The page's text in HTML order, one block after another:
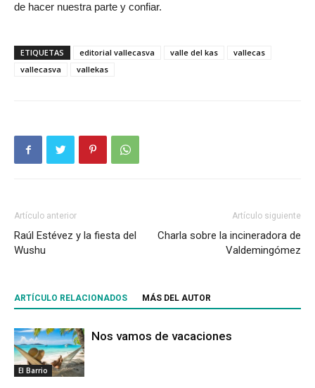
de hacer nuestra parte y confiar.
ETIQUETAS editorial vallecasva valle del kas
vallecas
vallecasva
vallekas
Artículo anterior
Raúl Estévez y la fiesta del
Wushu
Artículo siguiente
Charla sobre la incineradora de
Valdemingómez
ARTÍCULO RELACIONADOS MÁS DEL AUTOR
El Barrio
Nos vamos de vacaciones